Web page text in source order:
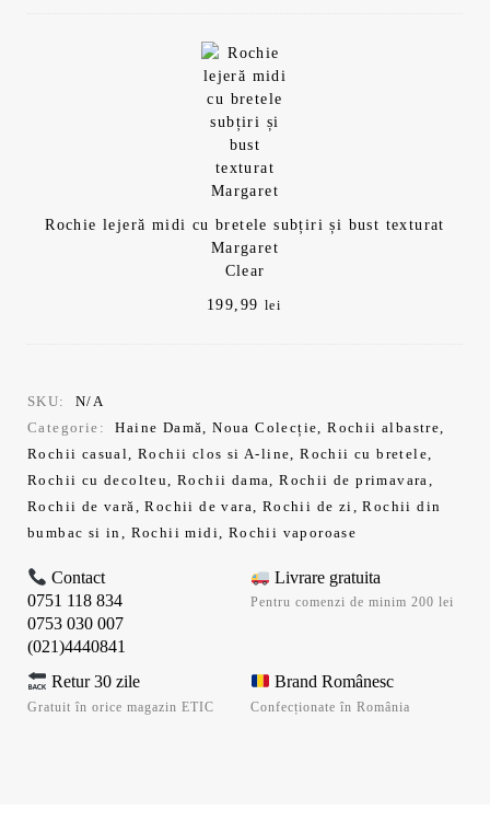
Rochie lejeră midi cu bretele subțiri și bust texturat
Margaret
Clear
199,99 lei
SKU:
N/A
Categorie:
Haine Damă,Noua Colecție,Rochii albastre,
Rochii casual,Rochii clos si A-line,Rochii cu bretele,
Rochii cu decolteu,Rochii dama,Rochii de primavara,
Rochii de vară,Rochii de vara, Rochii de zi,Rochii din
bumbac si in, Rochii midi, Rochii vaporoase
Contact
0751 118 834
0753 030 007
(021)4440841
Livrare gratuita
Pentru comenzi de minim 200 lei
Retur 30 zile
Gratuit în orice magazin ETIC
Brand Românesc
Confecționate în România